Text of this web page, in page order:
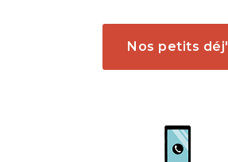
Nos petits déj'